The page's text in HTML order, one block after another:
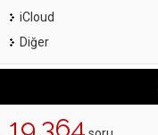
iCloud
Diğer
19,364